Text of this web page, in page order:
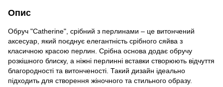
Опис
Обруч "Catherine", срібний з перлинами – це витончений
аксесуар, який поєднує елегантність срібного сяйва з
класичною красою перлин. Срібна основа додає обручу
розкішного блиску, а ніжні перлинні вставки створюють відчуття
благородності та витонченості. Такий дизайн ідеально
підходить для створення жіночного та стильного образу.